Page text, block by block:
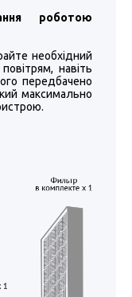
роботою
необхідний
навіть
передбачено
максимально